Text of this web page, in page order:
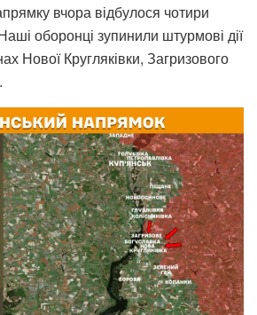
вчора відбулося чотири
оборонці зупинили штурмові дії
Нової Кругляківки, Загризового